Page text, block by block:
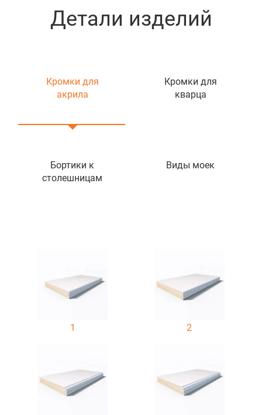
Детали изделий
Кромки для
акрила
Кромки для
кварца
Бортики к
столешницам
Виды моек
1 2